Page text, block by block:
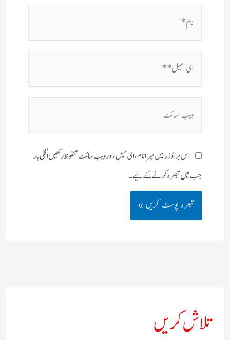
اس براؤزر میں میرا نام، ای میل، اور ویب سائٹ محفوظ رکھیں اگلی بار
جب میں تبصرہ کرنے کےلیے۔
تلاش کریں